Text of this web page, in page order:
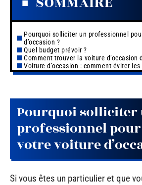
Pourquoi solliciter un professionnel
d’occasion ?
Quel budget prévoir ?
Comment trouver la voiture d’occasion
Voiture d’occasion : comment éviter les
Pourquoi solliciter
professionnel
votre voiture
Si vous êtes un particulier et que